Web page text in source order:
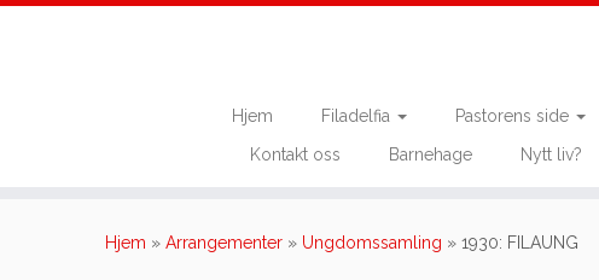
Hjem Filadelfia Pastorens side
Kontakt oss
Barnehage Nytt liv?
Hjem » Arrangementer » Ungdomssamling » 1930: FILAUNG